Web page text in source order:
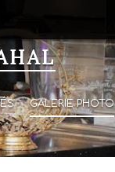
GALERIE PHOTO